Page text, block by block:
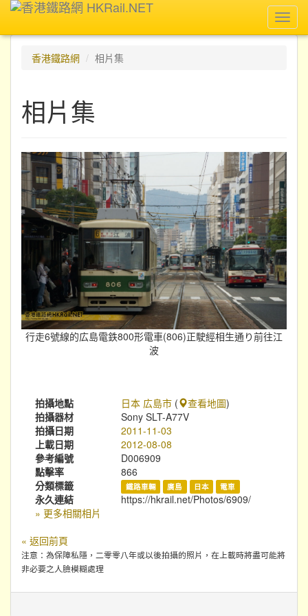
香港鐵路網
相片集
相片集
行走6號線的広島電鉄800形電車(806)正駛經相生通り前往江
波
拍攝地點 日本 広島市 ( 查看地圖)
拍攝器材
Sony SLT-A77V
拍攝日期
2011-11-03
上載日期
2012-08-08
參考編號
D006909
點擊率
866
分類標籤
鐵路車輛 廣島 日本 電車
永久連結
https://hkrail.net/Photos/6909/
» 更多相關相片
« 返回前頁
注意：為保障私隱，二零零八年或以後拍攝的照片，在上載時將盡可能將
非必要之人臉模糊處理